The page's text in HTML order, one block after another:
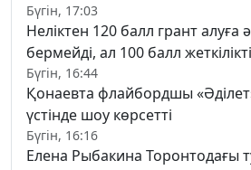
Бүгін, 17:03
Неліктен 120 балл грант алуға
бермейді, ал 100 балл
Бүгін, 16:44
Қонаевта флайбордшы
үстінде шоу көрсетті
Бүгін, 16:16
Елена Рыбакина Торонтодағы